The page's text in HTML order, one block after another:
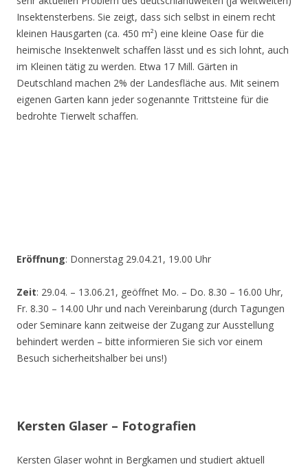
Insektensterbens. Sie zeigt, dass sich selbst in einem recht
kleinen Hausgarten (ca. 450 m²) eine kleine Oase für die
heimische Insektenwelt schaffen lässt und es sich lohnt, auch
im Kleinen tätig zu werden. Etwa 17 Mill. Gärten in
Deutschland machen 2% der Landesfläche aus. Mit seinem
eigenen Garten kann jeder sogenannte Trittsteine für die
bedrohte Tierwelt schaffen.
Eröffnung: Donnerstag 29.04.21, 19.00 Uhr
Zeit: 29.04. – 13.06.21, geöffnet Mo. – Do. 8.30 – 16.00 Uhr,
Fr. 8.30 – 14.00 Uhr und nach Vereinbarung (durch Tagungen
oder Seminare kann zeitweise der Zugang zur Ausstellung
behindert werden – bitte informieren Sie sich vor einem
Besuch sicherheitshalber bei uns!)
Kersten Glaser – Fotografien
Kersten Glaser wohnt in Bergkamen und studiert aktuell